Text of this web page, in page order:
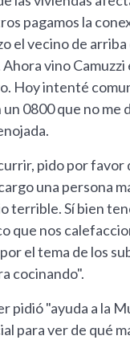
pagamos la
el vecino de
vino Camuzzi
Hoy intenté
0800 que no me
pido por favor
una persona
terrible. Sí bien
que nos
el tema de los
cocinando".
pidió "ayuda a la
para ver de qué